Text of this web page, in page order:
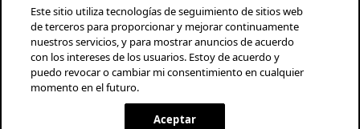
Marcas Tendam
Este sitio utiliza tecnologías de seguimiento de sitios web
de terceros para proporcionar y mejorar continuamente
nuestros servicios, y para mostrar anuncios de acuerdo
con los intereses de los usuarios. Estoy de acuerdo y
puedo revocar o cambiar mi consentimiento en cualquier
momento en el futuro.
Aceptar